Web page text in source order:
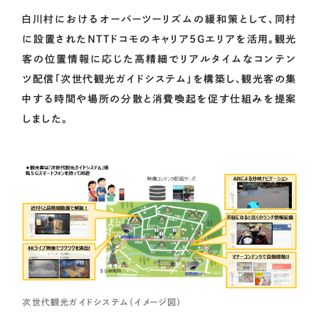
白川村におけるオーバーツーリズムの緩和策として、同村
に設置されたNTTドコモのキャリア5Gエリアを活用。観光
客の位置情報に応じた高精細でリアルタイムなコンテン
ツ配信「次世代観光ガイドシステム」を構築し、観光客の集
中する時間や場所の分散と消費喚起を促す仕組みを提案
しました。
次世代観光ガイドシステム（イメージ図）